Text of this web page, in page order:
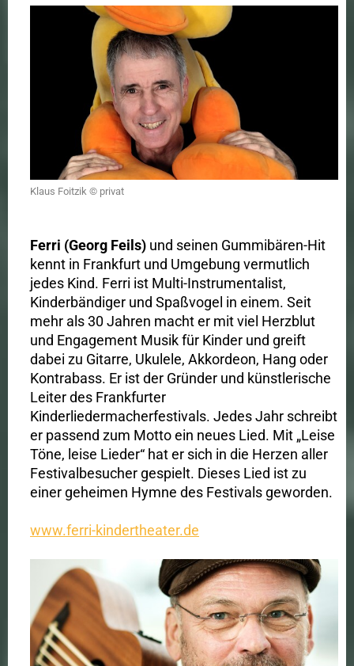
Klaus Foitzik © privat
Ferri (Georg Feils) und seinen Gummibären-Hit
kennt in Frankfurt und Umgebung vermutlich
jedes Kind. Ferri ist Multi-Instrumentalist,
Kinderbändiger und Spaßvogel in einem. Seit
mehr als 30 Jahren macht er mit viel Herzblut
und Engagement Musik für Kinder und greift
dabei zu Gitarre, Ukulele, Akkordeon, Hang oder
Kontrabass. Er ist der Gründer und künstlerische
Leiter des Frankfurter
Kinderliedermacherfestivals. Jedes Jahr schreibt
er passend zum Motto ein neues Lied. Mit „Leise
Töne, leise Lieder“ hat er sich in die Herzen aller
Festivalbesucher gespielt. Dieses Lied ist zu
einer geheimen Hymne des Festivals geworden.
www.ferri-kindertheater.de